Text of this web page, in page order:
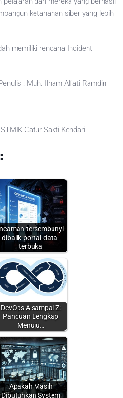
ketahanan siber yang lebih
memiliki rencana Incident
: Muh. Ilham Alfati Ramdin
Catur Sakti Kendari
tersembunyi-
dibalik-portal-data-
terbuka
DevOps A sampai Z:
Panduan Lengkap
Menuju…
Apakah Masih
Dibutuhkan System